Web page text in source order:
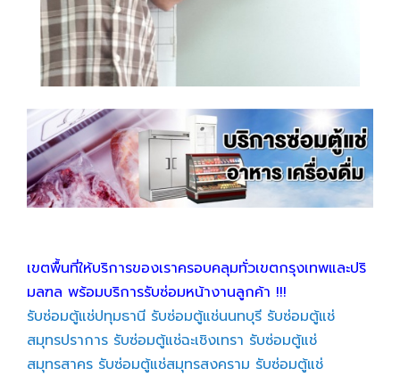
เขตพื้นที่ให้บริการของเราครอบคลุมทั่วเขตกรุงเทพและปริ
มลฑล พร้อมบริการรับซ่อมหน้างานลูกค้า !!!
รับซ่อมตู้แช่ปทุมธานี รับซ่อมตู้แช่นนทบุรี รับซ่อมตู้แช่
สมุทรปราการ รับซ่อมตู้แช่ฉะเชิงเทรา รับซ่อมตู้แช่
สมุทรสาคร รับซ่อมตู้แช่สมุทรสงคราม รับซ่อมตู้แช่